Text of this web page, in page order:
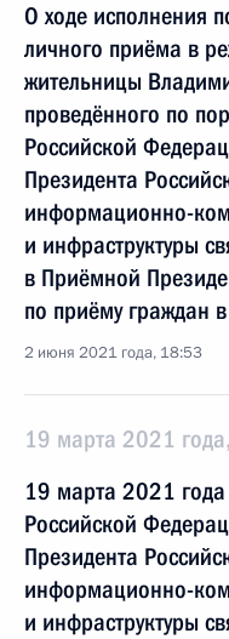
О ходе исполнения
личного приёма в
жительницы
проведённого по
Российской
Президента
информационно-
и инфраструктуры
в Приёмной
по приёму граждан
2 июня 2021 года, 18:53
19 марта 2021
19 марта 2021
Российской
Президента
информационно-
и инфраструктуры